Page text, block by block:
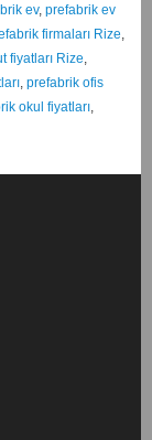
ev, prefabrik ev
firmaları Rize,
fiyatları Rize,
, prefabrik ofis
okul fiyatları,